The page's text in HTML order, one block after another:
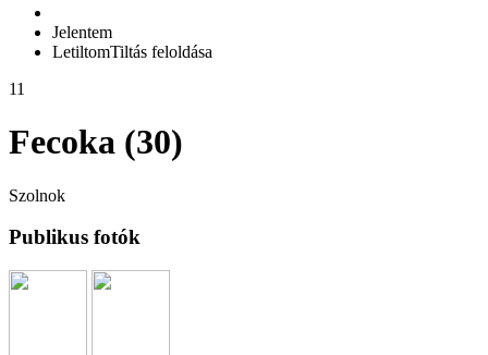
Jelentem
LetiltomTiltás feloldása
11
Fecoka (30)
Szolnok
Publikus fotók